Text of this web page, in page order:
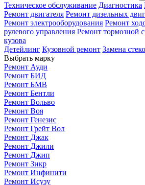
Техническое обслуживание Диагностика
Ремонт двигателя Ремонт дизельных
Ремонт электрооборудования Ремонт
рулевого управления Ремонт тормозной
кузова
Детейлинг Кузовной ремонт Замена
Выбрать марку
Ремонт Ауди
Ремонт БИД
Ремонт БМВ
Ремонт Бентли
Ремонт Вольво
Ремонт Воя
Ремонт Генезис
Ремонт Грейт Вол
Ремонт Джак
Ремонт Джили
Ремонт Джип
Ремонт Зикр
Ремонт Инфинити
Ремонт Исузу